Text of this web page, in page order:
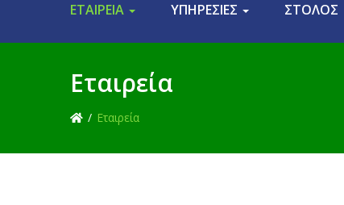
ΕΤΑΙΡΕΙΑ ΥΠΗΡΕΣΙΕΣ ΣΤΟΛΟΣ
Εταιρεία
Εταιρεία